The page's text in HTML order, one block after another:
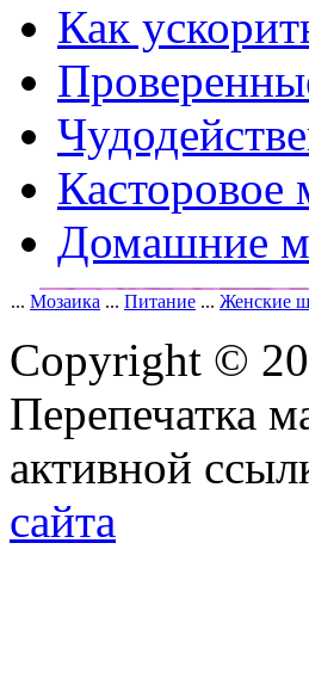
Как
Касторовое
Домашние
... Мозаика ... Питание ... Женские
Copyright ©
Перепечатка
активной
сайта